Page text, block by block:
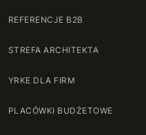
REFERENCJE B2B
STREFA ARCHITEKTA
YRKE DLA FIRM
PLACÓWKI BUDŻETOWE